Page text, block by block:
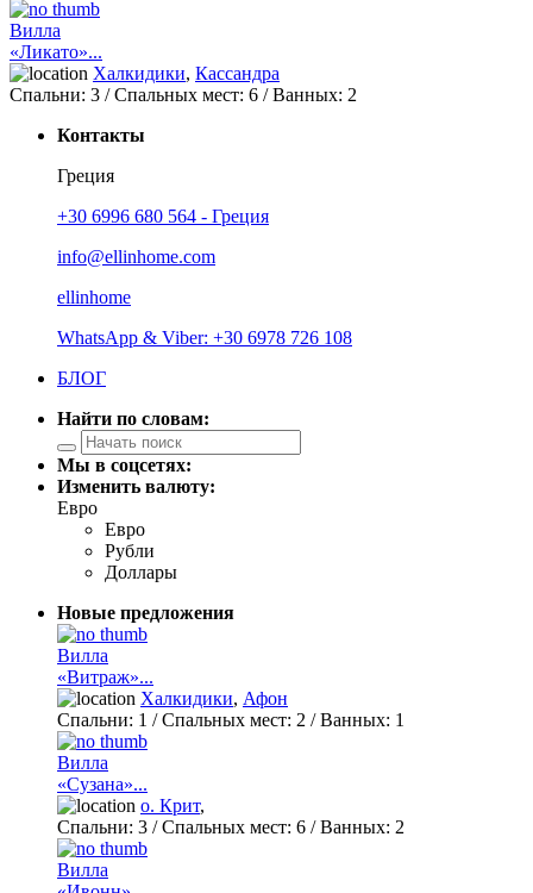
Вилла
«Ликато»...
Халкидики, Кассандра
Спальни: 3 / Спальных мест: 6 /Ванных: 2
Контакты
Греция
+30 6996 680 564 - Греция
info@ellinhome.com
ellinhome
WhatsApp & Viber: +30 6978 726 108
БЛОГ
Найти по словам:
Мы в соцсетях:
Изменить валюту:
Евро
Евро
Рубли
Доллары
Новые предложения
Вилла
«Витраж»...
Халкидики, Афон
Спальни: 1 / Спальных мест: 2 /Ванных: 1
Вилла
«Сузана»...
о. Крит,
Спальни: 3 / Спальных мест: 6 /Ванных: 2
Вилла